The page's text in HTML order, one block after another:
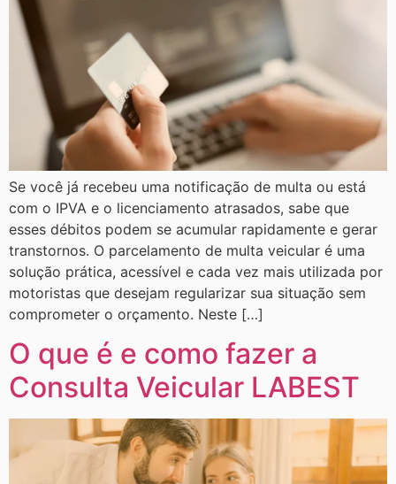
Se você já recebeu uma notificação de multa ou está
com o IPVA e o licenciamento atrasados, sabe que
esses débitos podem se acumular rapidamente e gerar
transtornos. O parcelamento de multa veicular é uma
solução prática, acessível e cada vez mais utilizada por
motoristas que desejam regularizar sua situação sem
comprometer o orçamento. Neste […]
O que é e como fazer a
Consulta Veicular LABEST